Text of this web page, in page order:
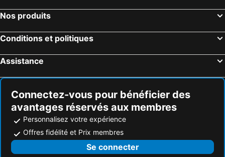
Port Elizabeth, Ostkap Hôtels
East London, Ostkap Hôtels
Hermanus, Cap-Occidental Hôtels
Nos produits
Conditions et politiques
Assistance
Connectez-vous pour bénéficier des
avantages réservés aux membres
Personnalisez votre expérience
Offres fidélité et Prix membres
Se connecter